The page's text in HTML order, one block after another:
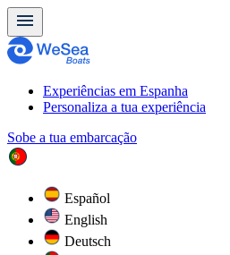
Experiências em Espanha
Personaliza a tua experiência
Sobe a tua embarcação
Español
English
Deutsch